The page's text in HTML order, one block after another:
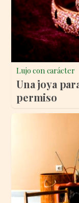
Lujo con carácter
Una joya
permiso